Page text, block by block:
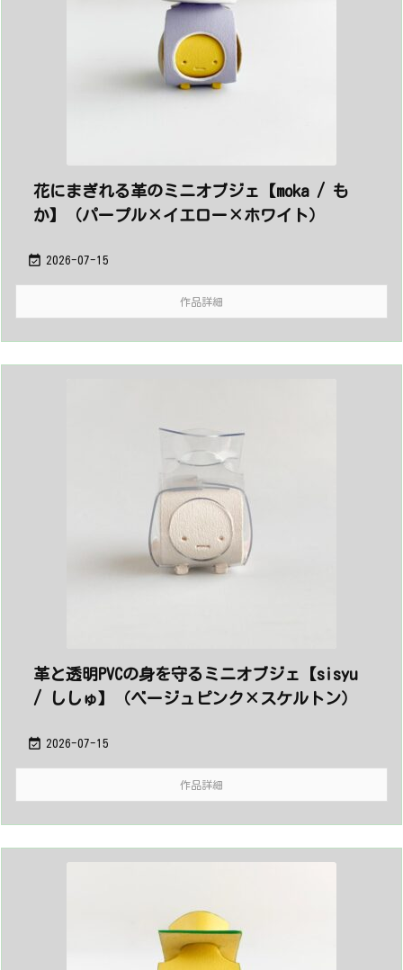
花にまぎれる革のミニオブジェ【moka / も
か】（パープル×イエロー×ホワイト）
 2026-07-15
作品詳細
革と透明PVCの身を守るミニオブジェ【sisyu
/ ししゅ】（ベージュピンク×スケルトン）
 2026-07-15
作品詳細